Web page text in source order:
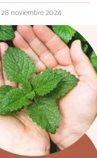
28 noviembre 2024